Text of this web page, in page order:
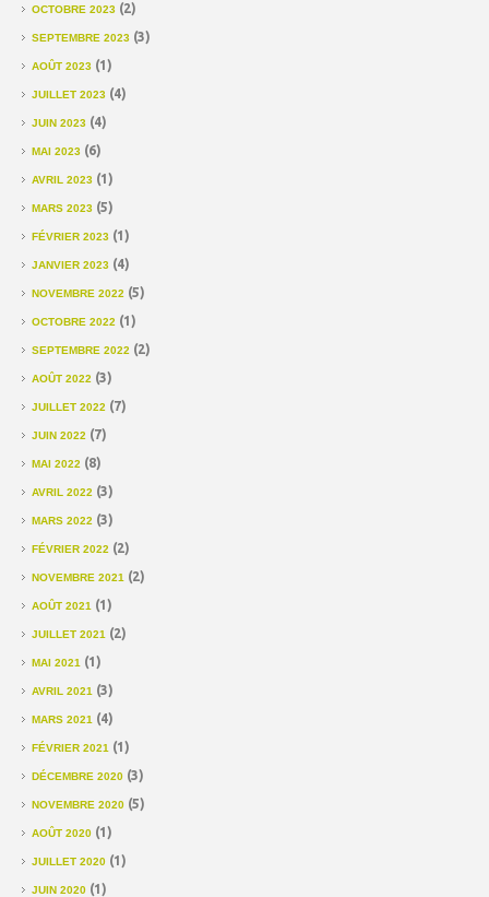
OCTOBRE 2023 (2)
SEPTEMBRE 2023 (3)
AOÛT 2023 (1)
JUILLET 2023 (4)
JUIN 2023 (4)
MAI 2023 (6)
AVRIL 2023 (1)
MARS 2023 (5)
FÉVRIER 2023 (1)
JANVIER 2023 (4)
NOVEMBRE 2022 (5)
OCTOBRE 2022 (1)
SEPTEMBRE 2022 (2)
AOÛT 2022 (3)
JUILLET 2022 (7)
JUIN 2022 (7)
MAI 2022 (8)
AVRIL 2022 (3)
MARS 2022 (3)
FÉVRIER 2022 (2)
NOVEMBRE 2021 (2)
AOÛT 2021 (1)
JUILLET 2021 (2)
MAI 2021 (1)
AVRIL 2021 (3)
MARS 2021 (4)
FÉVRIER 2021 (1)
DÉCEMBRE 2020 (3)
NOVEMBRE 2020 (5)
AOÛT 2020 (1)
JUILLET 2020 (1)
JUIN 2020 (1)